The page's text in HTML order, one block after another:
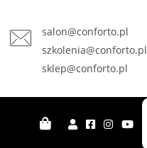
salon@conforto.pl
szkolenia@conforto.pl
sklep@conforto.pl